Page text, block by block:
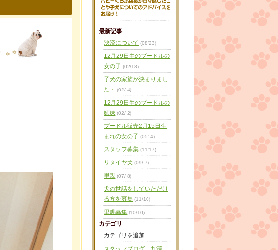
最新記事
決済について (08/23)
12月29日生のプードルの
女の子 (02/18)
子犬の家族が決まりまし
た・
(02/ 4)
12月29日生のプードルの
姉妹 (02/ 2)
プードル販売2月15日生
まれの女の子 (05/ 4)
スタッフ募集 (11/17)
リタイヤ犬 (09/ 7)
里親 (07/ 8)
犬の世話をしていただけ
る方を募集 (11/10)
里親募集 (10/10)
カテゴリ
カテゴリを追加
スタッフブログ 九澤